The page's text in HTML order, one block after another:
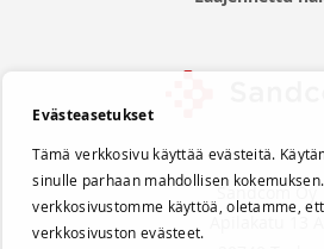
Sandcom Oy
Evästeasetukset
Tämä verkkosivu käyttää evästeitä.
sinulle parhaan mahdollisen
verkkosivustomme käyttöä, oletamme,
verkkosivuston evästeet.